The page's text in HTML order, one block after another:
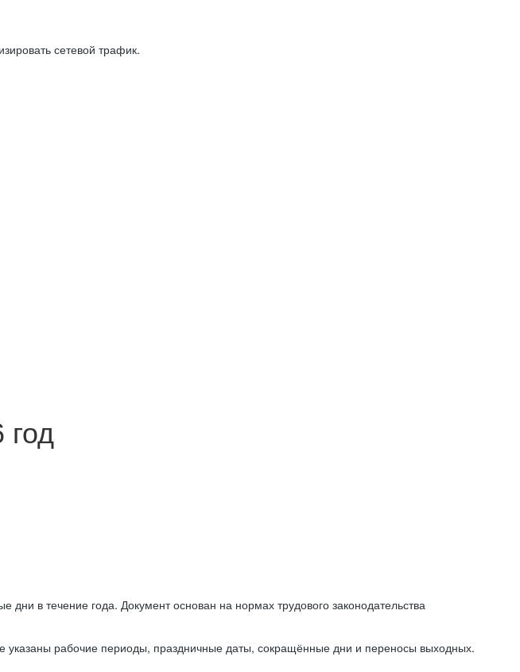
сетевой трафик.
год
в течение года. Документ основан на нормах трудового законодательства
указаны рабочие периоды, праздничные даты, сокращённые дни и переносы выходных.